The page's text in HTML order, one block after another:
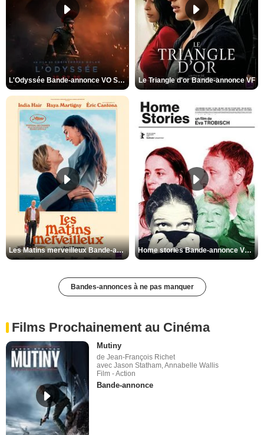
L'Odyssée Bande-annonce VO STFR Le Triangle d'or Bande-annonce VF
Les Matins merveilleux Bande-annonce VF Home stories Bande-annonce VO STFR
Bandes-annonces à ne pas manquer
Films Prochainement au Cinéma
Mutiny
de Jean-François Richet
avec Jason Statham, Annabelle Wallis
Film - Action
Bande-annonce